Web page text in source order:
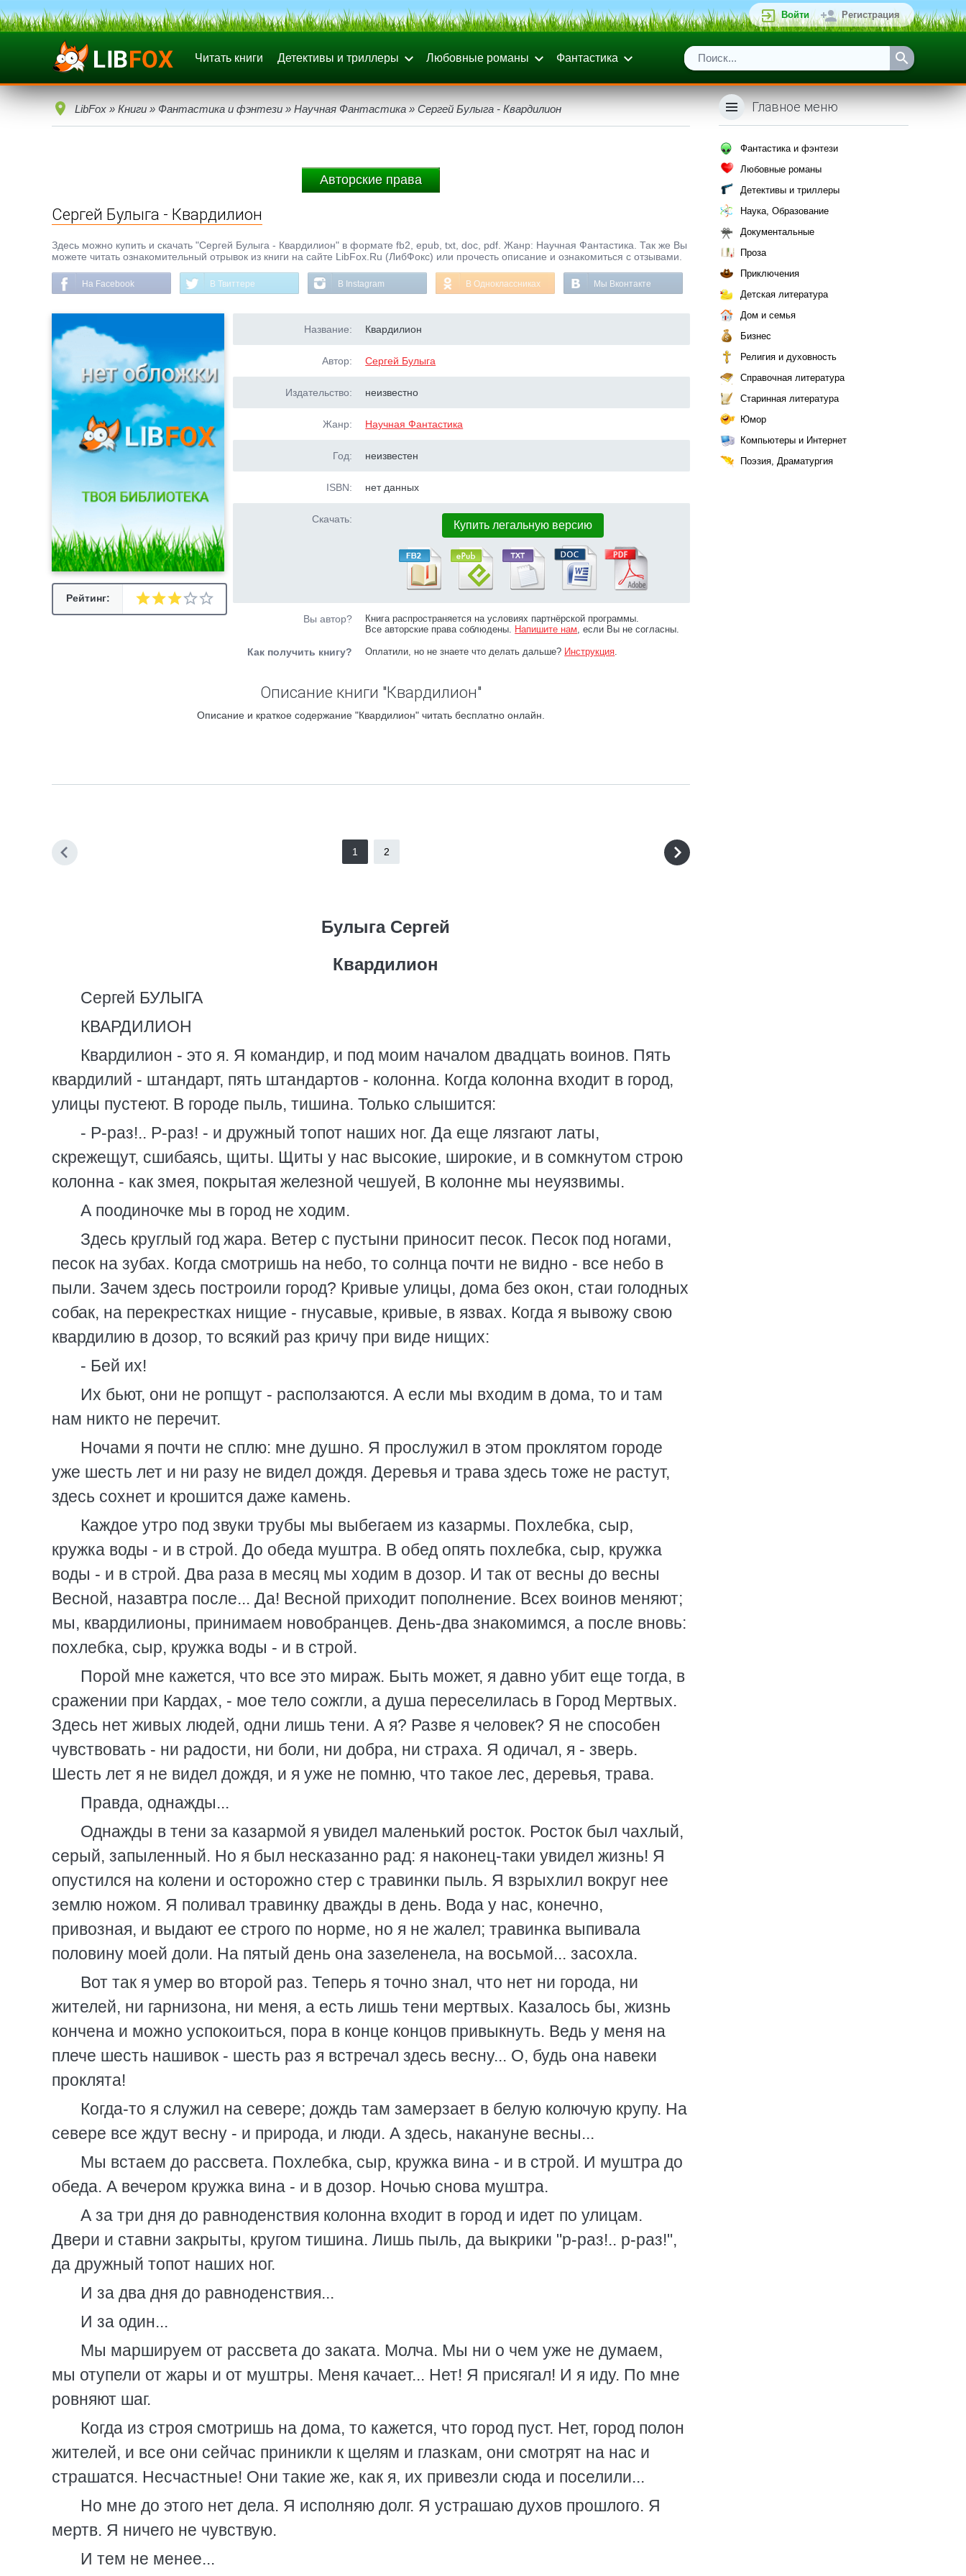
Войти Регистрация
Читать книги Детективы и триллеры Любовные романы Фантастика
LibFox » Книги » Фантастика и фэнтези » Научная Фантастика » Сергей Булыга - Квардилион
Авторские права
Сергей Булыга - Квардилион
Здесь можно купить и скачать "Сергей Булыга - Квардилион" в формате fb2, epub, txt, doc, pdf. Жанр: Научная Фантастика. Так же Вы
можете читать ознакомительный отрывок из книги на сайте LibFox.Ru (ЛибФокс) или прочесть описание и ознакомиться с отзывами.
На Facebook В Твиттере В Instagram В Одноклассниках Мы Вконтакте
Рейтинг:
Название: Квардилион
Автор: Сергей Булыга
Издательство: неизвестно
Жанр: Научная Фантастика
Год: неизвестен
ISBN: нет данных
Скачать: Купить легальную версию
Вы автор?
Книга распространяется на условиях партнёрской программы.
Все авторские права соблюдены. Напишите нам, если Вы не согласны.
Как получить книгу? Оплатили, но не знаете что делать дальше? Инструкция.
Описание книги "Квардилион"
Описание и краткое содержание "Квардилион" читать бесплатно онлайн.
1 2
Булыга Сергей
Квардилион
Сергей БУЛЫГА
КВАРДИЛИОН
Квардилион - это я. Я командир, и под моим началом двадцать воинов. Пять
квардилий - штандарт, пять штандартов - колонна. Когда колонна входит в город,
улицы пустеют. В городе пыль, тишина. Только слышится:
- Р-раз!.. Р-раз! - и дружный топот наших ног. Да еще лязгают латы,
скрежещут, сшибаясь, щиты. Щиты у нас высокие, широкие, и в сомкнутом строю
колонна - как змея, покрытая железной чешуей, В колонне мы неуязвимы.
А поодиночке мы в город не ходим.
Здесь круглый год жара. Ветер с пустыни приносит песок. Песок под ногами,
песок на зубах. Когда смотришь на небо, то солнца почти не видно - все небо в
пыли. Зачем здесь построили город? Кривые улицы, дома без окон, стаи голодных
собак, на перекрестках нищие - гнусавые, кривые, в язвах. Когда я вывожу свою
квардилию в дозор, то всякий раз кричу при виде нищих:
- Бей их!
Их бьют, они не ропщут - расползаются. А если мы входим в дома, то и там
нам никто не перечит.
Ночами я почти не сплю: мне душно. Я прослужил в этом проклятом городе
уже шесть лет и ни разу не видел дождя. Деревья и трава здесь тоже не растут,
здесь сохнет и крошится даже камень.
Каждое утро под звуки трубы мы выбегаем из казармы. Похлебка, сыр,
кружка воды - и в строй. До обеда муштра. В обед опять похлебка, сыр, кружка
воды - и в строй. Два раза в месяц мы ходим в дозор. И так от весны до весны
Весной, назавтра после... Да! Весной приходит пополнение. Всех воинов меняют;
мы, квардилионы, принимаем новобранцев. День-два знакомимся, а после вновь:
похлебка, сыр, кружка воды - и в строй.
Порой мне кажется, что все это мираж. Быть может, я давно убит еще тогда, в
сражении при Кардах, - мое тело сожгли, а душа переселилась в Город Мертвых.
Здесь нет живых людей, одни лишь тени. А я? Разве я человек? Я не способен
чувствовать - ни радости, ни боли, ни добра, ни страха. Я одичал, я - зверь.
Шесть лет я не видел дождя, и я уже не помню, что такое лес, деревья, трава.
Правда, однажды...
Однажды в тени за казармой я увидел маленький росток. Росток был чахлый,
серый, запыленный. Но я был несказанно рад: я наконец-таки увидел жизнь! Я
опустился на колени и осторожно стер с травинки пыль. Я взрыхлил вокруг нее
землю ножом. Я поливал травинку дважды в день. Вода у нас, конечно,
привозная, и выдают ее строго по норме, но я не жалел; травинка выпивала
половину моей доли. На пятый день она зазеленела, на восьмой... засохла.
Вот так я умер во второй раз. Теперь я точно знал, что нет ни города, ни
жителей, ни гарнизона, ни меня, а есть лишь тени мертвых. Казалось бы, жизнь
кончена и можно успокоиться, пора в конце концов привыкнуть. Ведь у меня на
плече шесть нашивок - шесть раз я встречал здесь весну... О, будь она навеки
проклята!
Когда-то я служил на севере; дождь там замерзает в белую колючую крупу. На
севере все ждут весну - и природа, и люди. А здесь, накануне весны...
Мы встаем до рассвета. Похлебка, сыр, кружка вина - и в строй. И муштра до
обеда. А вечером кружка вина - и в дозор. Ночью снова муштра.
А за три дня до равноденствия колонна входит в город и идет по улицам.
Двери и ставни закрыты, кругом тишина. Лишь пыль, да выкрики "р-раз!.. р-раз!",
да дружный топот наших ног.
И за два дня до равноденствия...
И за один...
Мы маршируем от рассвета до заката. Молча. Мы ни о чем уже не думаем,
мы отупели от жары и от муштры. Меня качает... Нет! Я присягал! И я иду. По мне
ровняют шаг.
Когда из строя смотришь на дома, то кажется, что город пуст. Нет, город полон
жителей, и все они сейчас приникли к щелям и глазкам, они смотрят на нас и
страшатся. Несчастные! Они такие же, как я, их привезли сюда и поселили...
Но мне до этого нет дела. Я исполняю долг. Я устрашаю духов прошлого. Я
мертв. Я ничего не чувствую.
И тем не менее...
Главное меню
Фантастика и фэнтези
Любовные романы
Детективы и триллеры
Наука, Образование
Документальные
Проза
Приключения
Детская литература
Дом и семья
Бизнес
Религия и духовность
Справочная литература
Старинная литература
Юмор
Компьютеры и Интернет
Поэзия, Драматургия